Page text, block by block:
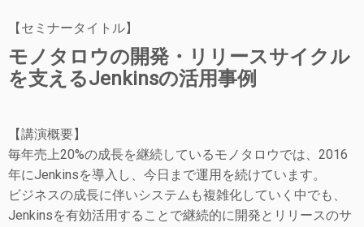
【セミナータイトル】
モノタロウの開発・リリースサイクル
を支えるJenkinsの活用事例
【講演概要】
毎年売上20%の成長を継続しているモノタロウでは、2016
年にJenkinsを導入し、今日まで運用を続けています。
ビジネスの成長に伴いシステムも複雑化していく中でも、
Jenkinsを有効活用することで継続的に開発とリリースのサ